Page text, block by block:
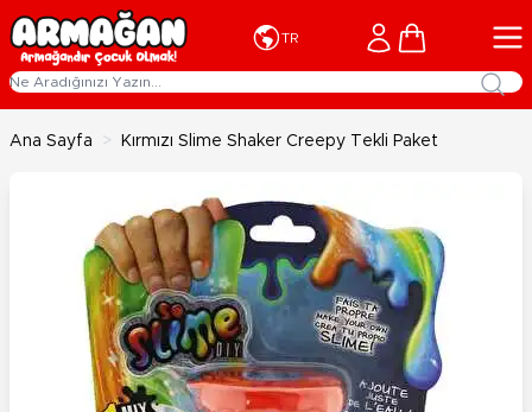
İçeriğe geç
TR Cart
Ana Sayfa > Kırmızı Slime Shaker Creepy Tekli Paket